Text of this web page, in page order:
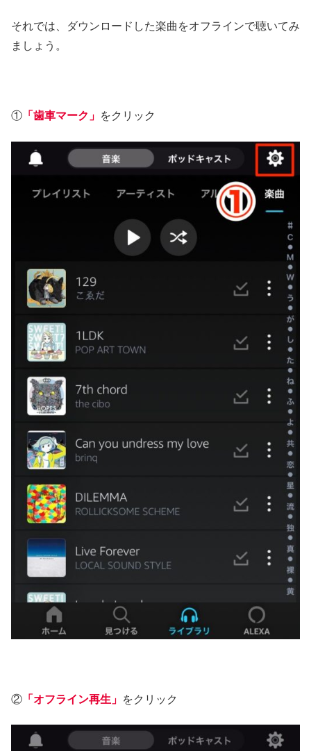
それでは、ダウンロードした楽曲をオフラインで聴いてみ
ましょう。
① 「歯車マーク」 をクリック
② 「オフライン再生」 をクリック